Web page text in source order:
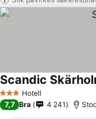
3 StjernerHotell
Scandic
7,7 Bra 4 241